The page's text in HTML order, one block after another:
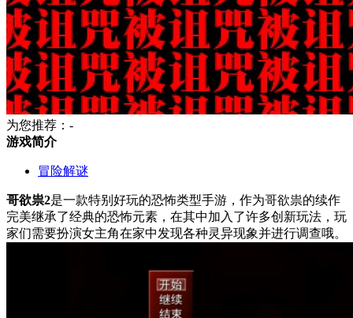
为您推荐：-
游戏简介
冒险解谜
哥欲祟2是一款特别好玩的恐怖类型手游，作为哥欲祟的续作
完美继承了经典的恐怖元素，在其中加入了许多创新玩法，玩
家们需要扮演女主角在家中发现各种灵异现象并进行调查哦。